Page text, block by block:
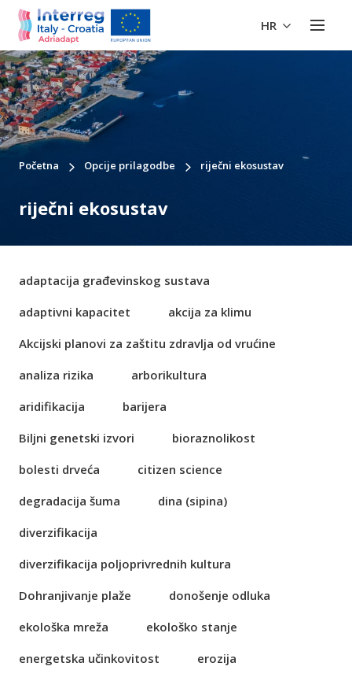
HR
Početna Opcije prilagodbe riječni ekosustav
riječni ekosustav
adaptacija građevinskog sustava
adaptivni kapacitet
akcija za klimu
Akcijski planovi za zaštitu zdravlja od vrućine
analiza rizika
arborikultura
aridifikacija
barijera
Biljni genetski izvori
bioraznolikost
bolesti drveća
citizen science
degradacija šuma
dina (sipina)
diverzifikacija
diverzifikacija poljoprivrednih kultura
Dohranjivanje plaže
donošenje odluka
ekološka mreža
ekološko stanje
energetska učinkovitost
erozija